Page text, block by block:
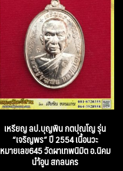
เหรียญ ลป.บุญพิน กตปุณโญ รุ่น
“เจริญพร” ปี 2554 เนื้อนวะ
หมายเลข645 วัดผาเทพนิมิต อ.นิคม
นำ้อูน สกลนคร